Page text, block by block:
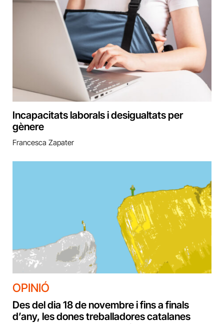
Incapacitats laborals i desigualtats per
gènere
Francesca Zapater
OPINIÓ
Des del dia 18 de novembre i fins a finals
d’any, les dones treballadores catalanes